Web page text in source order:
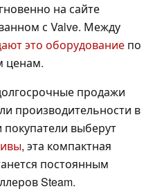
на сайте
с Valve. Между
это оборудование по
ценам.
продажи
производительности в
выберут
, эта компактная
постоянным
Steam.